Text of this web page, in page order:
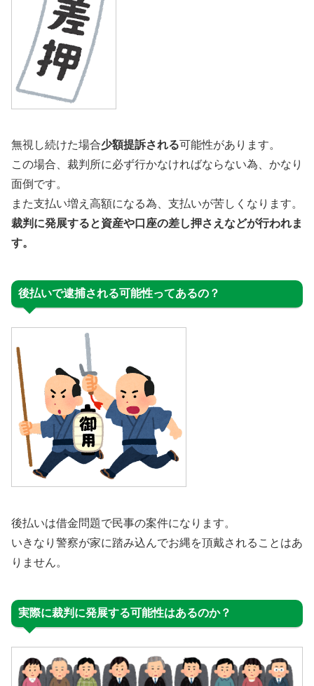
無視し続けた場合少額提訴される可能性があります。
この場合、裁判所に必ず行かなければならない為、かなり
面倒です。
また支払い増え高額になる為、支払いが苦しくなります。
裁判に発展すると資産や口座の差し押さえなどが行われま
す。
後払いで逮捕される可能性ってあるの？
後払いは借金問題で民事の案件になります。
いきなり警察が家に踏み込んでお縄を頂戴されることはあ
りません。
実際に裁判に発展する可能性はあるのか？